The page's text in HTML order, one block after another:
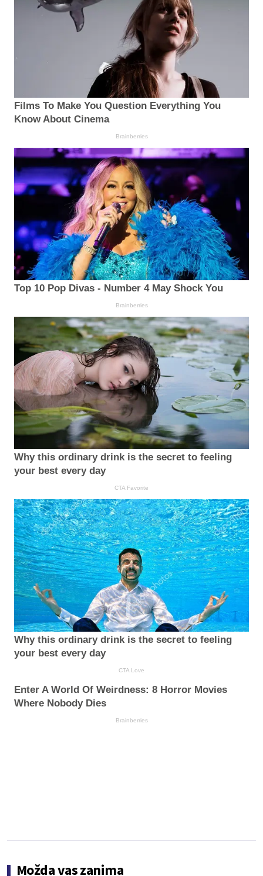
Films To Make You Question Everything You
Know About Cinema
Brainberries
Top 10 Pop Divas - Number 4 May Shock You
Brainberries
Why this ordinary drink is the secret to feeling
your best every day
CTA Favorite
Why this ordinary drink is the secret to feeling
your best every day
CTA Love
Enter A World Of Weirdness: 8 Horror Movies
Where Nobody Dies
Brainberries
Možda vas zanima